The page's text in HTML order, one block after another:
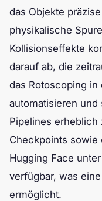
das Objekte
physikalische
Kollisionseffekte
darauf ab, die
das Rotoscoping in
automatisieren und
Pipelines
Checkpoints sowie
Hugging Face
verfügbar, was
ermöglicht.